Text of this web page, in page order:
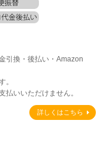
引換・後払い・Amazon
。
いいただけません。
詳しくはこちら